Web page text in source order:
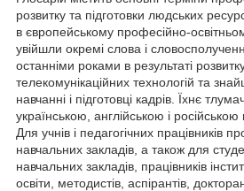
розвитку та підготовки людських
в європейському професійно-
увійшли окремі слова і
останніми роками в результаті
телекомунікаційних технологій та
навчанні і підготовці кадрів. Їхнє
українською, англійською і
Для учнів і педагогічних працівників
навчальних закладів, а також для
навчальних закладів, працівників
освіти, методистів, аспірантів,